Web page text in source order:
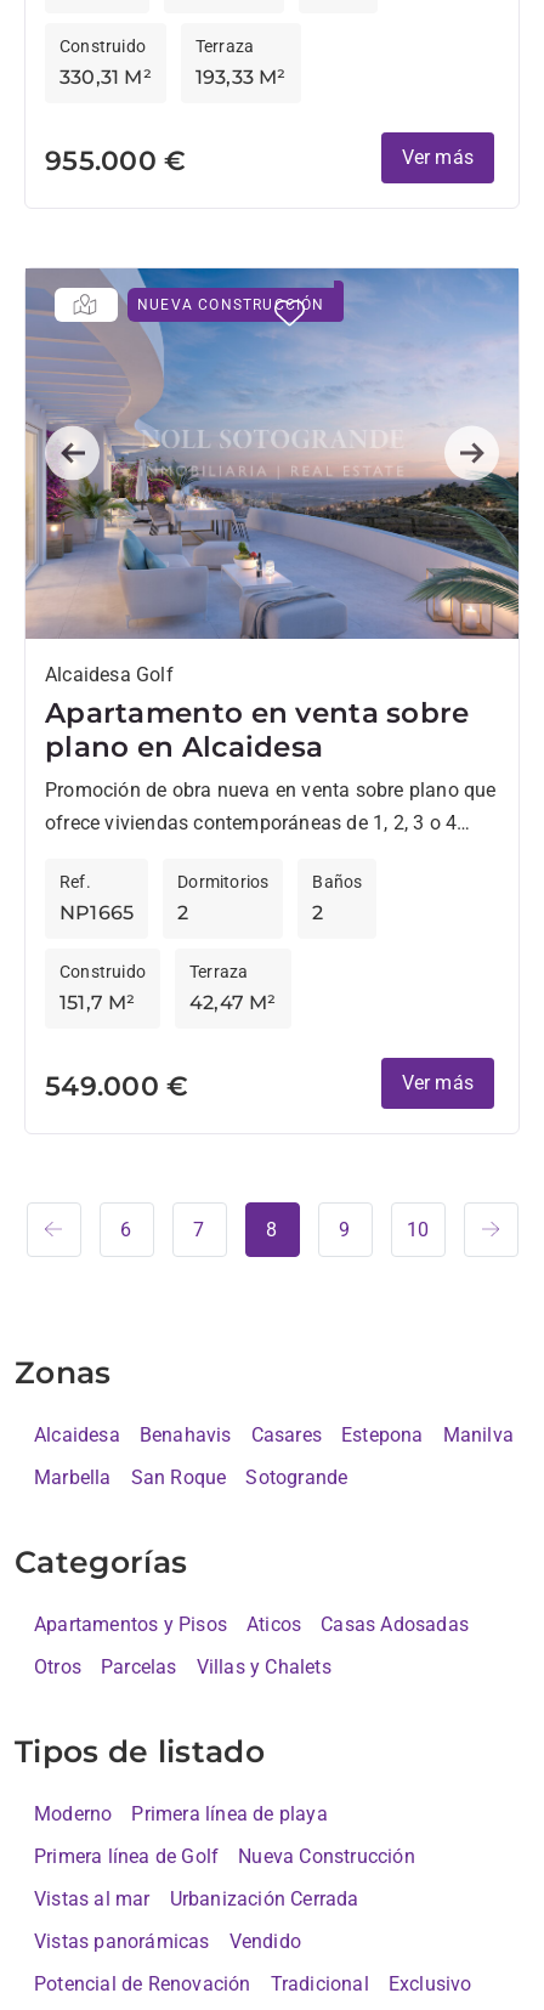
330,31 M²
Construido
193,33 M²
Terraza
955.000 € Ver más
NUEVA CONSTRUCCIÓN
Previous Next
Alcaidesa Golf
Apartamento en venta sobre
plano en Alcaidesa
Promoción de obra nueva en venta sobre plano que
ofrece viviendas contemporáneas de 1, 2, 3 o 4
NP1665
Ref.
2
Dormitorios
2
Baños
151,7 M²
Construido
42,47 M²
Terraza
549.000 € Ver más
6 7 8 9 10
Zonas
Alcaidesa Benahavis Casares Estepona
Manilva
Marbella
San Roque Sotogrande
Categorías
Apartamentos y Pisos Aticos
Casas Adosadas
Otros
Parcelas Villas y Chalets
Tipos de listado
Moderno
Primera línea de playa
Primera línea de Golf
Nueva Construcción
Vistas al mar
Urbanización Cerrada
Vistas panorámicas
Vendido
Potencial de Renovación
Tradicional
Exclusivo